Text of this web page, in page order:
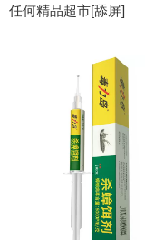
任何精品超市[舔屏]